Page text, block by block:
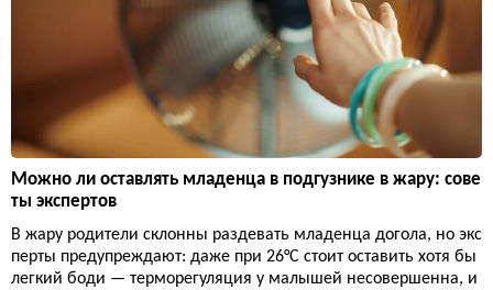
Можно ли оставлять младенца в подгузнике в жару: сове
ты экспертов
В жару родители склонны раздевать младенца догола, но экс
перты предупреждают: даже при 26°C стоит оставить хотя бы
легкий боди — терморегуляция у малышей несовершенна, и